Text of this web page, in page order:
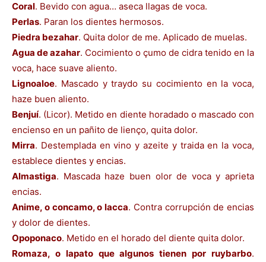
Coral. Bevido con agua… aseca llagas de voca.
Perlas. Paran los dientes hermosos.
Piedra bezahar. Quita dolor de me. Aplicado de muelas.
Agua de azahar. Cocimiento o çumo de cidra tenido en la
voca, hace suave aliento.
Lignoaloe. Mascado y traydo su cocimiento en la voca,
haze buen aliento.
Benjuí. (Licor). Metido en diente horadado o mascado con
encienso en un pañito de lienço, quita dolor.
Mirra. Destemplada en vino y azeite y traida en la voca,
establece dientes y encias.
Almastiga. Mascada haze buen olor de voca y aprieta
encias.
Anime, o concamo, o lacca. Contra corrupción de encias
y dolor de dientes.
Opoponaco. Metido en el horado del diente quita dolor.
Romaza, o lapato que algunos tienen por ruybarbo.